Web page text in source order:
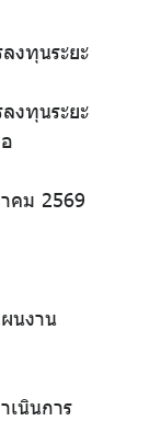
งทุนระยะ
งทุนระยะ
คม 2569
นงาน
นินการ